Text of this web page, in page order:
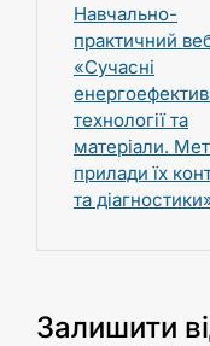
Навчально-
практичний
«Сучасні
технології та
матеріали.
прилади їх
та
Залишити